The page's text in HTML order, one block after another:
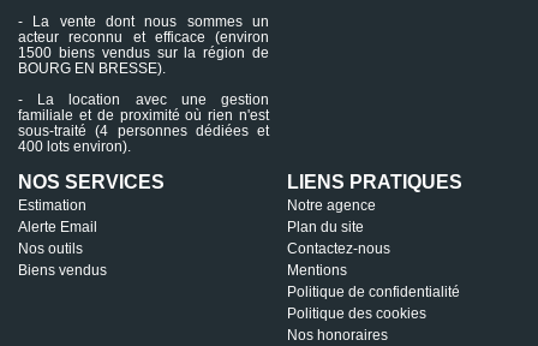
- La vente dont nous sommes un
acteur reconnu et efficace (environ
1500 biens vendus sur la région de
BOURG EN BRESSE).
- La location avec une gestion
familiale et de proximité où rien n'est
sous-traité (4 personnes dédiées et
400 lots environ).
NOS SERVICES
Estimation
Alerte Email
Nos outils
Biens vendus
LIENS PRATIQUES
Notre agence
Plan du site
Contactez-nous
Mentions
Politique de confidentialité
Politique des cookies
Nos honoraires